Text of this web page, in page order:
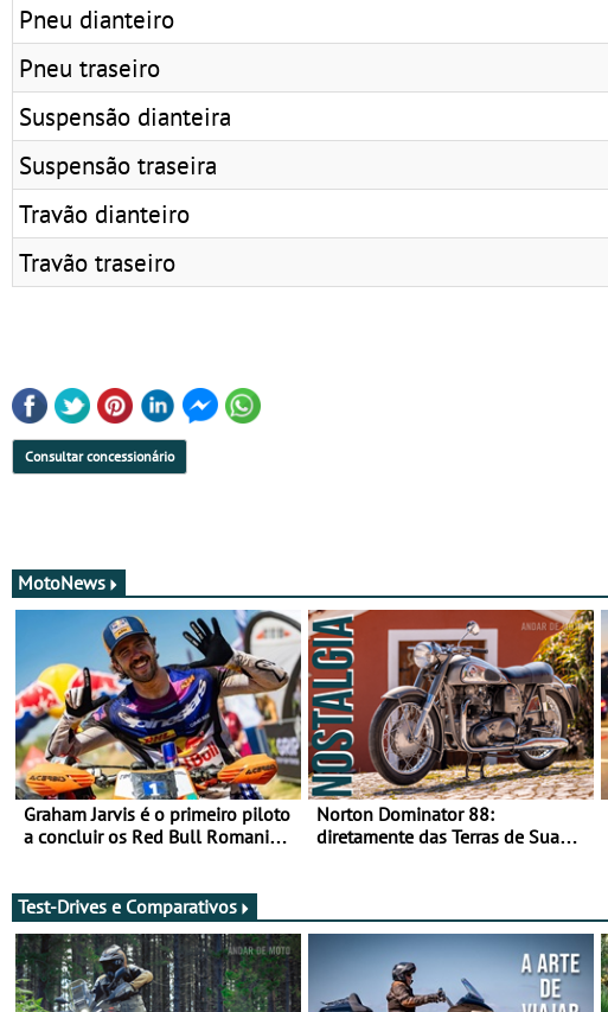
Pneu dianteiro
Pneu traseiro
Suspensão dianteira
Suspensão traseira
Travão dianteiro
Travão traseiro
Consultar concessionário
MotoNews
Graham Jarvis é o primeiro piloto
a concluir os Red Bull Romaniacs
Norton Dominator 88:
diretamente das Terras de Sua
Test-Drives e Comparativos